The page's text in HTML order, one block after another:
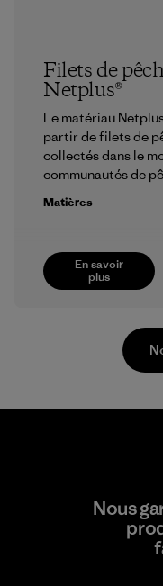
En savoir
plus
Filets de
Netplus®
Le matériau
partir de filets de
collectés dans le
communautés de
Matières
Viet Tien
Nous